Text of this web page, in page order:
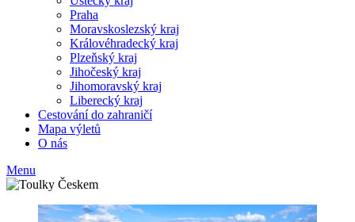
Praha
Moravskoslezský kraj
Královéhradecký kraj
Plzeňský kraj
Jihočeský kraj
Jihomoravský kraj
Liberecký kraj
Cestování do zahraničí
Mapa výletů
O nás
Menu